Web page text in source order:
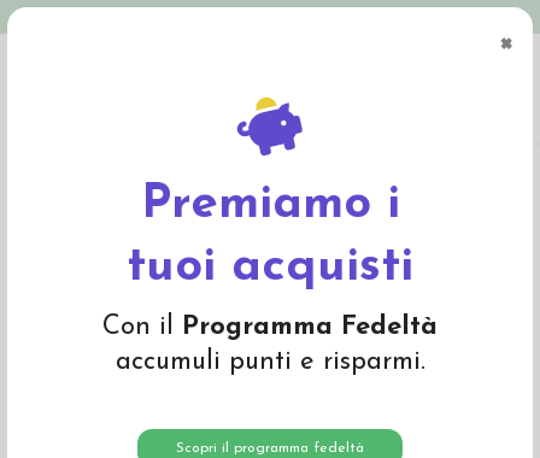
×
Premiamo i
tuoi acquisti
Con il Programma Fedeltà
accumuli punti e risparmi.
Scopri il programma fedeltà